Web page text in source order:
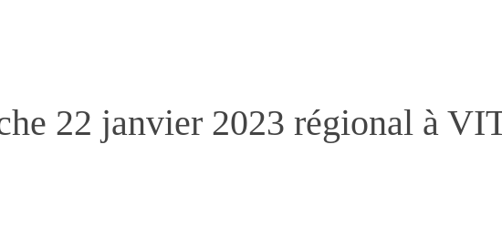
22 janvier 2023 régional à